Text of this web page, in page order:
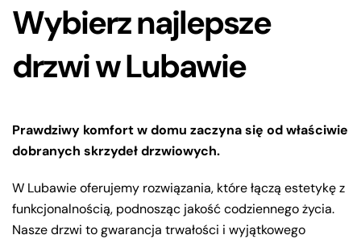
Wybierz najlepsze
drzwi w Lubawie
Prawdziwy komfort w domu zaczyna się od właściwie
dobranych skrzydeł drzwiowych.
W Lubawie oferujemy rozwiązania, które łączą estetykę z
funkcjonalnością, podnosząc jakość codziennego życia.
Nasze drzwi to gwarancja trwałości i wyjątkowego